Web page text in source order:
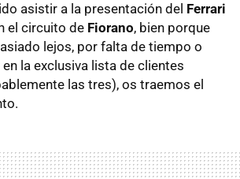
asistir a la presentación del Ferrari
el circuito de Fiorano, bien porque
lejos, por falta de tiempo o
la exclusiva lista de clientes
las tres), os traemos el